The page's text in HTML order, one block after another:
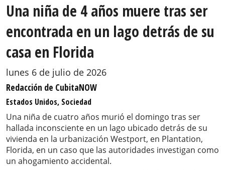
Una niña de 4 años muere tras ser
encontrada en un lago detrás de su
casa en Florida
lunes 6 de julio de 2026
Redacción de CubitaNOW
Estados Unidos, Sociedad
Una niña de cuatro años murió el domingo tras ser
hallada inconsciente en un lago ubicado detrás de su
vivienda en la urbanización Westport, en Plantation,
Florida, en un caso que las autoridades investigan como
un ahogamiento accidental.